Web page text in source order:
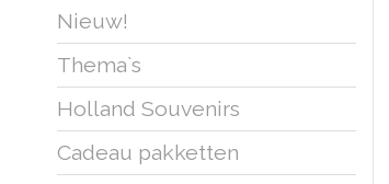
Nieuw!
Thema`s
Holland Souvenirs
Cadeau pakketten